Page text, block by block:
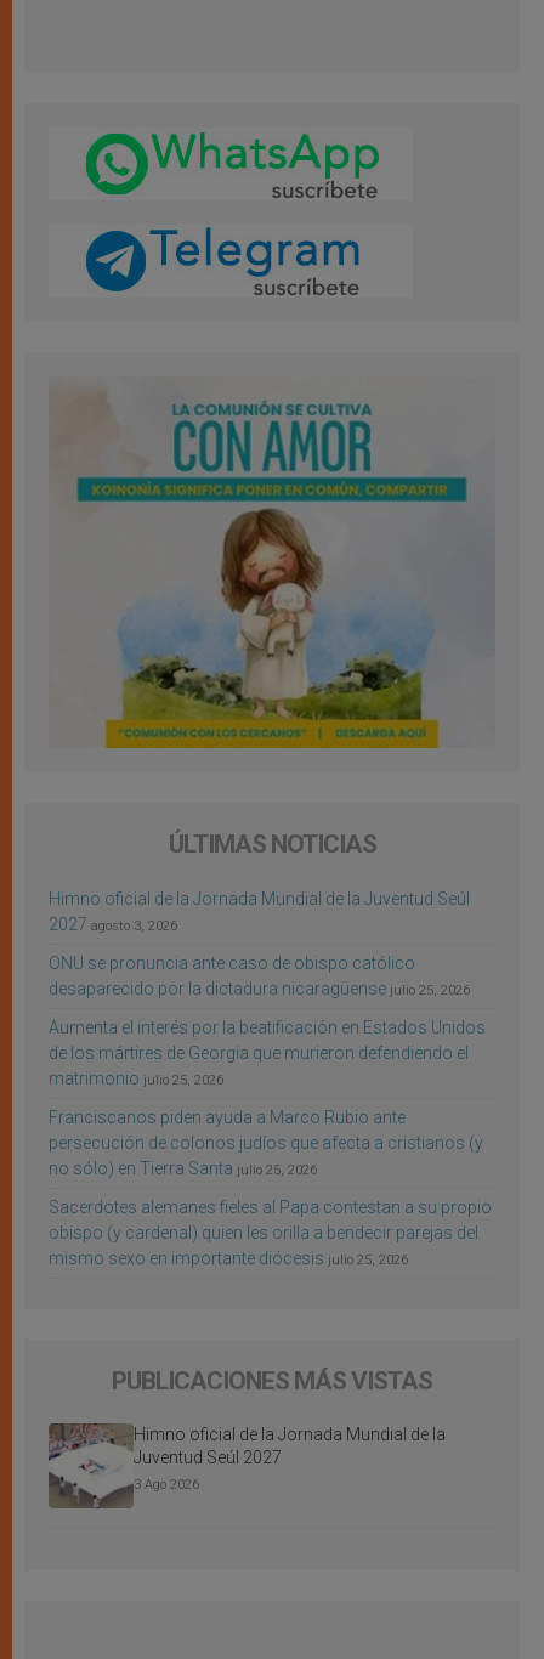
ÚLTIMAS NOTICIAS
Himno oficial de la Jornada Mundial de la Juventud Seúl
2027 agosto 3, 2026
ONU se pronuncia ante caso de obispo católico
desaparecido por la dictadura nicaragüense julio 25, 2026
Aumenta el interés por la beatificación en Estados Unidos
de los mártires de Georgia que murieron defendiendo el
matrimonio julio 25, 2026
Franciscanos piden ayuda a Marco Rubio ante
persecución de colonos judíos que afecta a cristianos (y
no sólo) en Tierra Santa julio 25, 2026
Sacerdotes alemanes fieles al Papa contestan a su propio
obispo (y cardenal) quien les orilla a bendecir parejas del
mismo sexo en importante diócesis julio 25, 2026
PUBLICACIONES MÁS VISTAS
Himno oficial de la Jornada Mundial de la
Juventud Seúl 2027
3 Ago 2026